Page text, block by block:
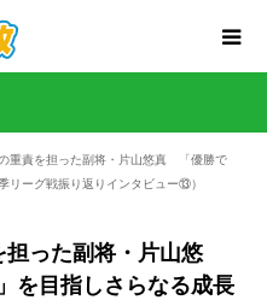
の重責を担った副将・片山悠真 「優勝で
リーグ戦振り返りインタビュー⑬）
担った副将・片山悠
目指しさらなる成長